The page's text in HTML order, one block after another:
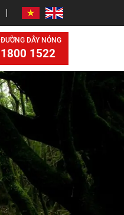
ĐƯỜNG DÂY NÓNG
1800 1522